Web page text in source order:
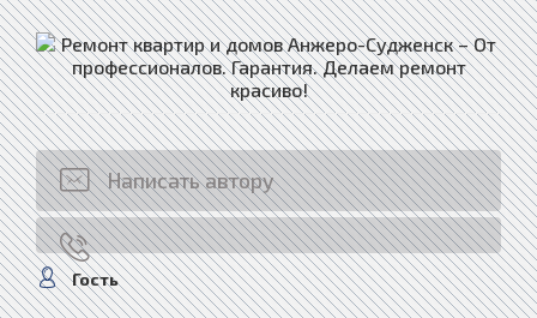
Написать автору
Гость